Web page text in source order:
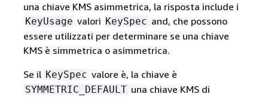
una chiave KMS asimmetrica, la risposta include i
KeyUsage valori KeySpec and, che possono
essere utilizzati per determinare se una chiave
KMS è simmetrica o asimmetrica.
Se il KeySpec valore è, la chiave è
SYMMETRIC_DEFAULT una chiave KMS di